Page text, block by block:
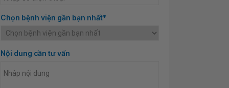
Chọn bệnh viện gần bạn nhất*
Nội dung cần tư vấn